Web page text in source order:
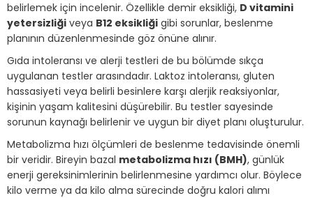
belirlemek için incelenir. Özellikle demir eksikliği, D vitamini
yetersizliği veya B12 eksikliği gibi sorunlar, beslenme
planının düzenlenmesinde göz önüne alınır.
Gıda intoleransı ve alerji testleri de bu bölümde sıkça
uygulanan testler arasındadır. Laktoz intoleransı, gluten
hassasiyeti veya belirli besinlere karşı alerjik reaksiyonlar,
kişinin yaşam kalitesini düşürebilir. Bu testler sayesinde
sorunun kaynağı belirlenir ve uygun bir diyet planı oluşturulur.
Metabolizma hızı ölçümleri de beslenme tedavisinde önemli
bir veridir. Bireyin bazal metabolizma hızı (BMH), günlük
enerji gereksinimlerinin belirlenmesine yardımcı olur. Böylece
kilo verme ya da kilo alma sürecinde doğru kalori alımı